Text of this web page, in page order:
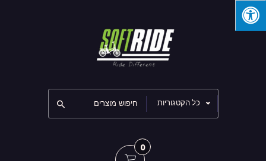
כל הקטגוריות
0